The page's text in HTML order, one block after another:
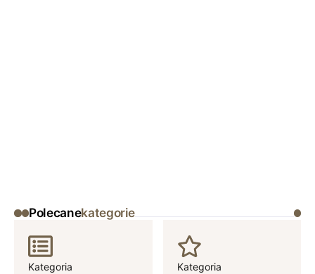
Polecanekategorie
Kategoria Kategoria